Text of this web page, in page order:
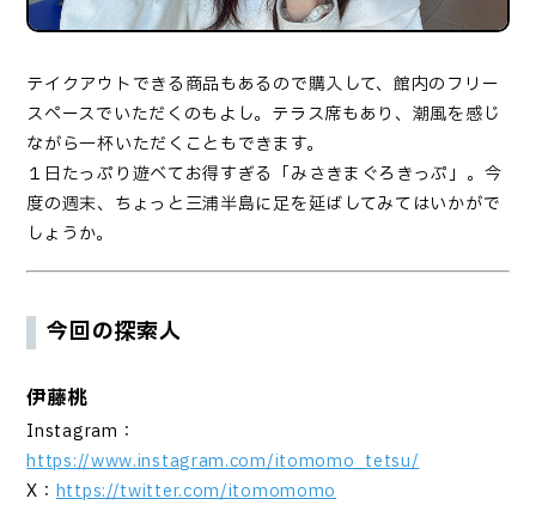
テイクアウトできる商品もあるので購入して、館内のフリー
スペースでいただくのもよし。テラス席もあり、潮風を感じ
ながら一杯いただくこともできます。
１日たっぷり遊べてお得すぎる「みさきまぐろきっぷ」。今
度の週末、ちょっと三浦半島に足を延ばしてみてはいかがで
しょうか。
今回の探索人
伊藤桃
Instagram：
https://www.instagram.com/itomomo_tetsu/
X： https://twitter.com/itomomomo